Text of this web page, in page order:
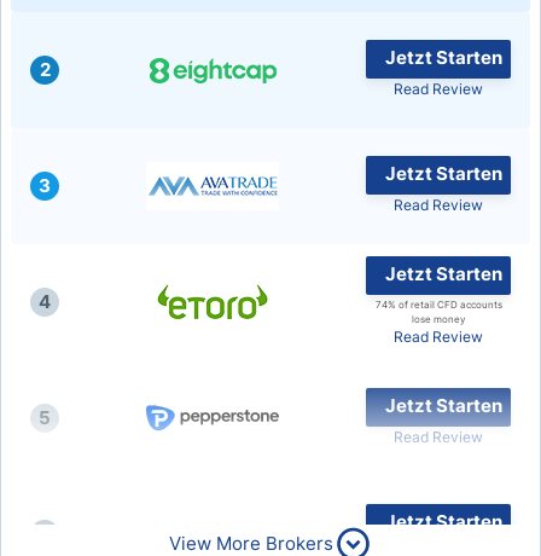
2
Jetzt Starten
Read Review
3
Jetzt Starten
Read Review
4
Jetzt Starten
74% of retail CFD accounts
lose money
Read Review
5
Jetzt Starten
Read Review
Jetzt Starten
View More Brokers